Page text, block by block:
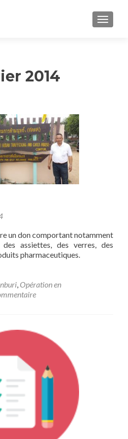
2014
un don comportant notamment
assiettes, des verres, des
pharmaceutiques.
, Opération en